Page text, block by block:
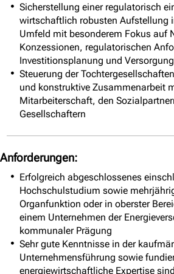
Sicherstellung einer regulatorisch
wirtschaftlich robusten Aufstellung
Umfeld mit besonderem Fokus auf
Konzessionen, regulatorischen
Investitionsplanung und
Steuerung der
und konstruktive Zusammenarbeit
Mitarbeiterschaft, den
Gesellschaftern
Anforderungen:
Erfolgreich abgeschlossenes
Hochschulstudium sowie
Organfunktion oder in oberster
einem Unternehmen der
kommunaler Prägung
Sehr gute Kenntnisse in der
Unternehmensführung sowie
energiewirtschaftliche Expertise